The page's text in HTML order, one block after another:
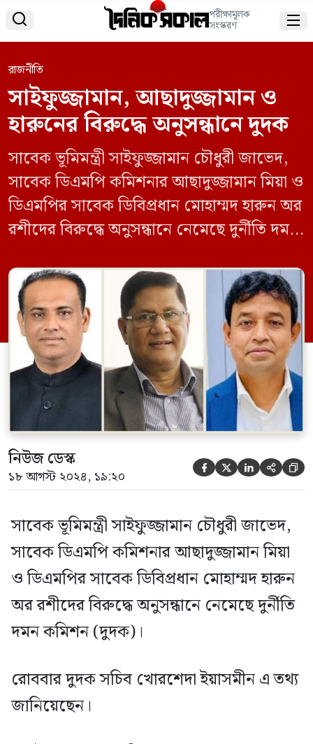
 পরীক্ষামূলক
সংস্করণ 
রাজনীতি
সাইফুজ্জামান, আছাদুজ্জামান ও
হারুনের বিরুদ্ধে অনুসন্ধানে দুদক
সাবেক ভূমিমন্ত্রী সাইফুজ্জামান চৌধুরী জাভেদ,
সাবেক ডিএমপি কমিশনার আছাদুজ্জামান মিয়া ও
ডিএমপির সাবেক ডিবিপ্রধান মোহাম্মদ হারুন অর
রশীদের বিরুদ্ধে অনুসন্ধানে নেমেছে দুর্নীতি দমন
ইয়াসমীন এ তথ্য জানিয়েছেন। কোটা সংস্কারের
দাবিতে শুরু হওয়া আন্দোলনে গত ১৬ জুলাই
থেকে ১১ আগস্টের মধ্যে জেলায় জেলায়
সহিংসতায় মাত্র তিন সপ্তাহে কয়েকশ মানুষের
প্রাণহানির […]
নিউজ ডেস্ক
১৮ আগস্ট ২০২৪, ১৯:২০     
সাবেক ভূমিমন্ত্রী সাইফুজ্জামান চৌধুরী জাভেদ,
সাবেক ডিএমপি কমিশনার আছাদুজ্জামান মিয়া
ও ডিএমপির সাবেক ডিবিপ্রধান মোহাম্মদ হারুন
অর রশীদের বিরুদ্ধে অনুসন্ধানে নেমেছে দুর্নীতি
দমন কমিশন (দুদক)।
রোববার দুদক সচিব খোরশেদা ইয়াসমীন এ তথ্য
জানিয়েছেন।